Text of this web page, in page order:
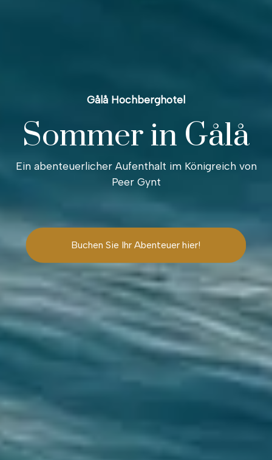
Gålå Hochberghotel
Sommer in Gålå
Ein abenteuerlicher Aufenthalt im Königreich von
Peer Gynt
Buchen Sie Ihr Abenteuer hier!